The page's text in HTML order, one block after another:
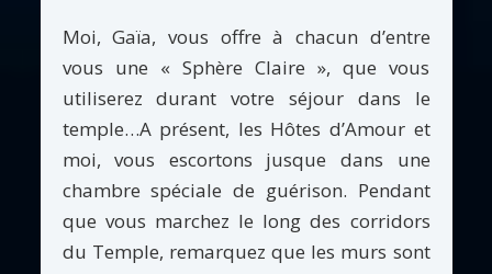
Moi, Gaïa, vous offre à chacun d’entre
vous une « Sphère Claire », que vous
utiliserez durant votre séjour dans le
temple…A présent, les Hôtes d’Amour et
moi, vous escortons jusque dans une
chambre spéciale de guérison. Pendant
que vous marchez le long des corridors
du Temple, remarquez que les murs sont